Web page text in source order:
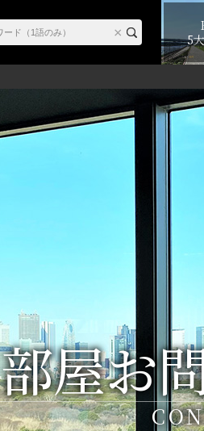
5
部屋お